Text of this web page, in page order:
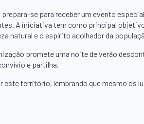
se para receber um evento
A iniciativa tem como principal
natural e o espírito acolhedor da
promete uma noite de verão
e partilha.
território, lembrando que mesmo os